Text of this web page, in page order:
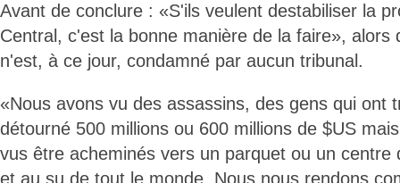
Avant de conclure : «S'ils veulent destabiliser la
Central, c'est la bonne manière de la faire», alors
n'est, à ce jour, condamné par aucun tribunal.
«Nous avons vu des assassins, des gens qui ont
détourné 500 millions ou 600 millions de $US
vus être acheminés vers un parquet ou un centre
et au su de tout le monde. Nous nous rendons